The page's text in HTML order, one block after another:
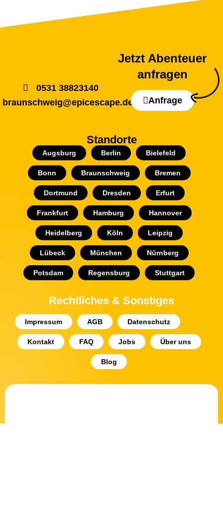
0531 38823140
braunschweig@epicescape.de
Jetzt Abenteuer
anfragen
Anfrage
Standorte
Augsburg Berlin Bielefeld
Bonn Braunschweig Bremen
Dortmund Dresden Erfurt
Frankfurt Hamburg Hannover
Heidelberg Köln Leipzig
Lübeck München Nürnberg
Potsdam Regensburg Stuttgart
Rechtliches & Sonstiges
Impressum AGB Datenschutz
Kontakt FAQ Jobs Über uns
Blog